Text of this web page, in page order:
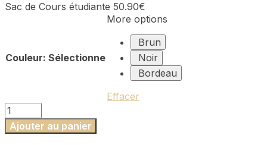
Sac de Cours étudiante 50.90€
Couleur: Sélectionne
More options
Brun
Noir
Bordeau
Effacer
quantité
de
Sac
Ajouter au panier